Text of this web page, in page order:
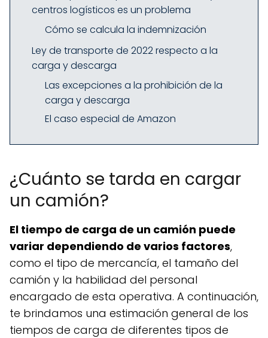
centros logísticos es un problema
Cómo se calcula la indemnización
Ley de transporte de 2022 respecto a la
carga y descarga
Las excepciones a la prohibición de la
carga y descarga
El caso especial de Amazon
¿Cuánto se tarda en cargar
un camión?
El tiempo de carga de un camión puede
variar dependiendo de varios factores,
como el tipo de mercancía, el tamaño del
camión y la habilidad del personal
encargado de esta operativa. A continuación,
te brindamos una estimación general de los
tiempos de carga de diferentes tipos de